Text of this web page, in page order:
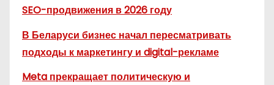
SEO-продвижения в 2026 году
В Беларуси бизнес начал пересматривать
подходы к маркетингу и digital-рекламе
Meta прекращает политическую и